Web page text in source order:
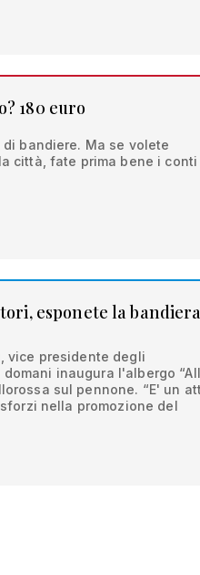
180 euro
bandiere. Ma se volete
città, fate prima bene i conti
esponete la bandiera
vice presidente degli
inaugura l'albergo
sul pennone. “E' un
nella promozione del